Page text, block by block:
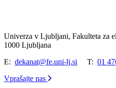
Univerza v Ljubljani, Fakulteta za
1000 Ljubljana
E: dekanat@fe.uni-lj.si T: 01
Vprašajte nas